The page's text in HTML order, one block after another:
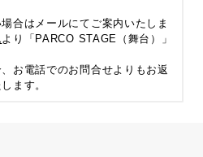
合はメールにてご案内いたしま
より「PARCO STAGE（舞台）」
お電話でのお問合せよりもお返
ます。